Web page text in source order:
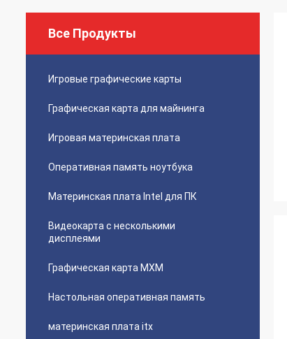
Все Продукты
Игровые графические карты
Графическая карта для майнинга
Игровая материнская плата
Оперативная память ноутбука
Материнская плата Intel для ПК
Видеокарта с несколькими
дисплеями
Графическая карта MXM
Настольная оперативная память
материнская плата itx